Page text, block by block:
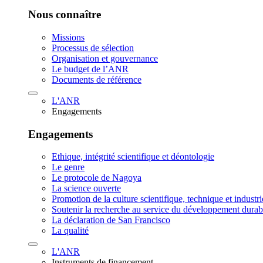
Nous connaître
Missions
Processus de sélection
Organisation et gouvernance
Le budget de l’ANR
Documents de référence
L'ANR
Engagements
Engagements
Ethique, intégrité scientifique et déontologie
Le genre
Le protocole de Nagoya
La science ouverte
Promotion de la culture scientifique, technique et
Soutenir la recherche au service du développement
La déclaration de San Francisco
La qualité
L'ANR